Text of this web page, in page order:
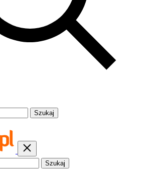
Szukaj
Szukaj